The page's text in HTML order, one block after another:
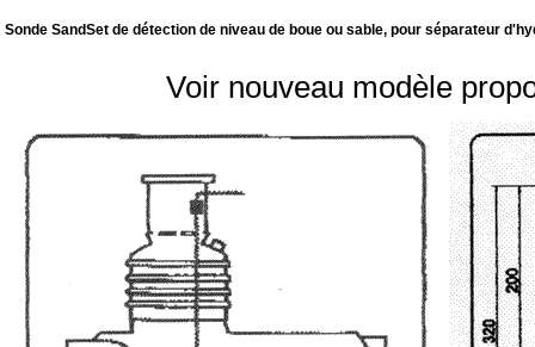
Sonde SandSet de détection de niveau de boue ou sable, pour séparateur
Voir nouveau modèle